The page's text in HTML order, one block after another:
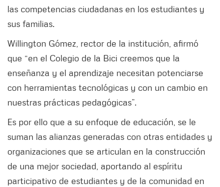
las competencias ciudadanas en los estudiantes y
sus familias.
Willington Gómez, rector de la institución, afirmó
que “en el Colegio de la Bici creemos que la
enseñanza y el aprendizaje necesitan potenciarse
con herramientas tecnológicas y con un cambio en
nuestras prácticas pedagógicas”.
Es por ello que a su enfoque de educación, se le
suman las alianzas generadas con otras entidades y
organizaciones que se articulan en la construcción
de una mejor sociedad, aportando al espíritu
participativo de estudiantes y de la comunidad en